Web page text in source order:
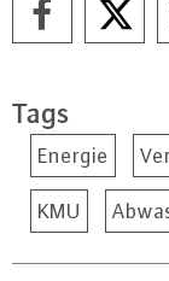
Tags
Energie
KMU